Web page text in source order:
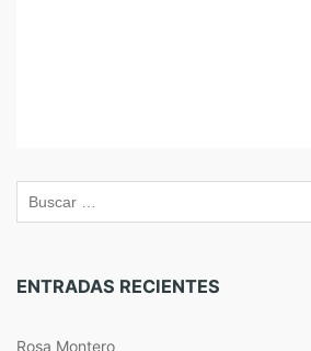
ENTRADAS RECIENTES
Rosa Montero